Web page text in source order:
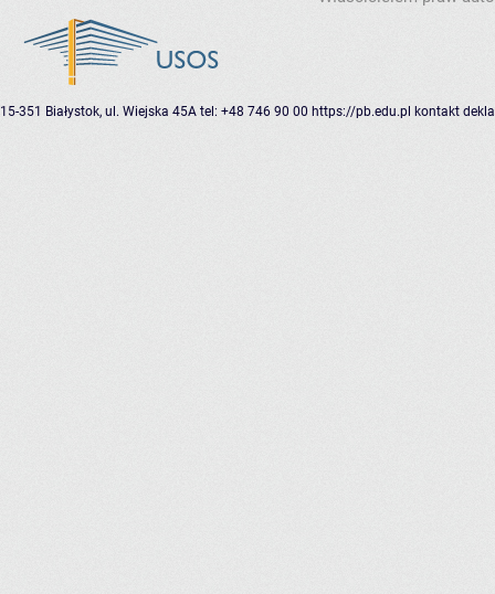
15-351 Białystok, ul. Wiejska 45A tel: +48 746 90 00 https://pb.edu.pl kontakt